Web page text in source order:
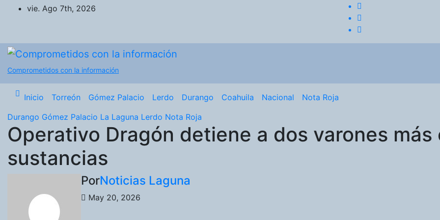
Saltar vie. Ago 7th, 2026
Comprometidos con la información
Inicio Torreón Gómez Palacio Lerdo Durango Coahuila Nacional
Nota Roja
Durango Gómez Palacio La Laguna Lerdo Nota Roja
Operativo Dragón detiene a dos varones más
sustancias
PorNoticias Laguna
May 20, 2026